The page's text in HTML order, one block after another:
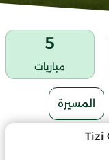
5
مباريات
المسيرة
Tizi